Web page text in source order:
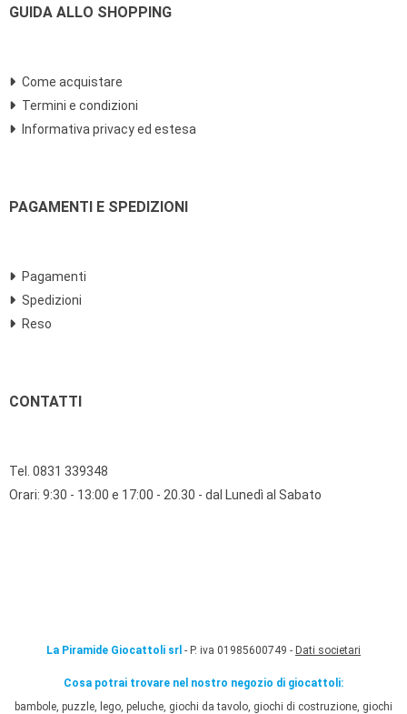
GUIDA ALLO SHOPPING
Come acquistare
Termini e condizioni
Informativa privacy ed estesa
PAGAMENTI E SPEDIZIONI
Pagamenti
Spedizioni
Reso
CONTATTI
Tel. 0831 339348
Orari: 9:30 - 13:00 e 17:00 - 20.30 - dal Lunedì al Sabato
La Piramide Giocattoli srl - P. iva 01985600749 - Dati societari
Cosa potrai trovare nel nostro negozio di giocattoli:
bambole, puzzle, lego, peluche, giochi da tavolo, giochi di costruzione, giochi